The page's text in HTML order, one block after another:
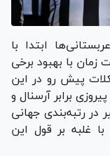
ابتدا با
با بهبود برخی
پیش رو در این
برابر آرسنال و
رتبه‌بندی جهانی
غلبه بر قول این